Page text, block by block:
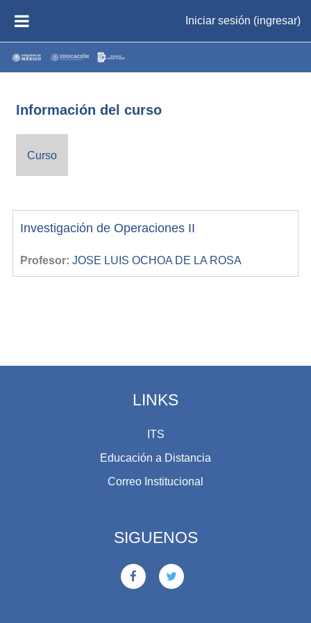
Iniciar sesión (ingresar)
Información del curso
Curso
Investigación de Operaciones II
Profesor: JOSE LUIS OCHOA DE LA ROSA
LINKS
ITS
Educación a Distancia
Correo Institucional
SIGUENOS